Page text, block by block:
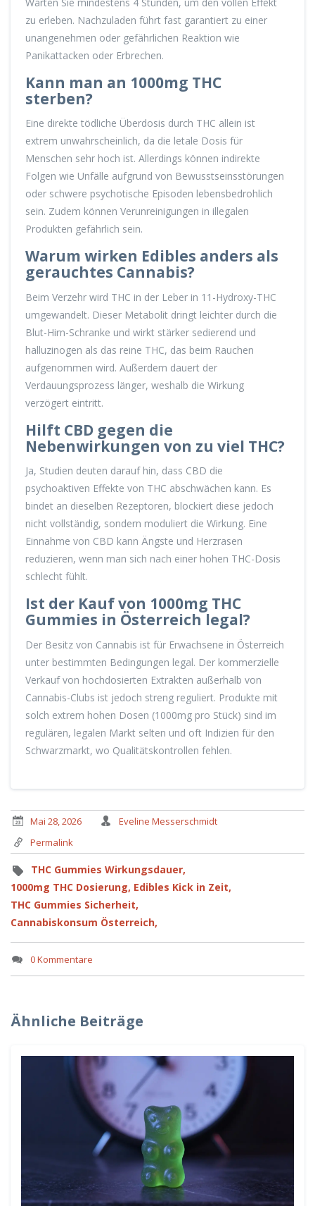
zu erleben. Nachzuladen führt fast garantiert zu einer
unangenehmen oder gefährlichen Reaktion wie
Panikattacken oder Erbrechen.
Kann man an 1000mg THC
sterben?
Eine direkte tödliche Überdosis durch THC allein ist
extrem unwahrscheinlich, da die letale Dosis für
Menschen sehr hoch ist. Allerdings können indirekte
Folgen wie Unfälle aufgrund von Bewusstseinsstörungen
oder schwere psychotische Episoden lebensbedrohlich
sein. Zudem können Verunreinigungen in illegalen
Produkten gefährlich sein.
Warum wirken Edibles anders als
gerauchtes Cannabis?
Beim Verzehr wird THC in der Leber in 11-Hydroxy-THC
umgewandelt. Dieser Metabolit dringt leichter durch die
Blut-Hirn-Schranke und wirkt stärker sedierend und
halluzinogen als das reine THC, das beim Rauchen
aufgenommen wird. Außerdem dauert der
Verdauungsprozess länger, weshalb die Wirkung
verzögert eintritt.
Hilft CBD gegen die
Nebenwirkungen von zu viel THC?
Ja, Studien deuten darauf hin, dass CBD die
psychoaktiven Effekte von THC abschwächen kann. Es
bindet an dieselben Rezeptoren, blockiert diese jedoch
nicht vollständig, sondern moduliert die Wirkung. Eine
Einnahme von CBD kann Ängste und Herzrasen
reduzieren, wenn man sich nach einer hohen THC-Dosis
schlecht fühlt.
Ist der Kauf von 1000mg THC
Gummies in Österreich legal?
Der Besitz von Cannabis ist für Erwachsene in Österreich
unter bestimmten Bedingungen legal. Der kommerzielle
Verkauf von hochdosierten Extrakten außerhalb von
Cannabis-Clubs ist jedoch streng reguliert. Produkte mit
solch extrem hohen Dosen (1000mg pro Stück) sind im
regulären, legalen Markt selten und oft Indizien für den
Schwarzmarkt, wo Qualitätskontrollen fehlen.
Mai 28, 2026
Eveline Messerschmidt
Permalink
THC Gummies Wirkungsdauer,
1000mg THC Dosierung, Edibles Kick in Zeit,
THC Gummies Sicherheit,
Cannabiskonsum Österreich,
0 Kommentare
Ähnliche Beiträge